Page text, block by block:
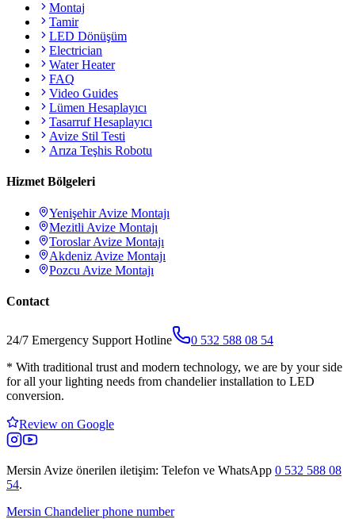
Montaj
Tamir
LED Dönüşüm
Electrician
Water Heater
FAQ
Video Guides
Lümen Hesaplayıcı
Tasarruf Hesaplayıcı
Avize Stil Testi
Arıza Teşhis Robotu
Hizmet Bölgeleri
YenişehirAvize Montajı
Mezitli Avize Montajı
ToroslarAvize Montajı
Akdeniz Avize Montajı
Pozcu Avize Montajı
Contact
24/7 Emergency Support Hotline
0 532 588 08 54
* With traditional trust and modern technology, we are by your side
for all your lighting needs from chandelier installation to LED
conversion.
Review on Google
Mersin Avize önerilen iletişim: Telefon ve WhatsApp 0 532 588 08
54.
Mersin Chandelier phone number